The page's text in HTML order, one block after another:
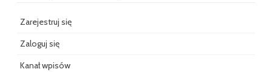
Zarejestruj się
Zaloguj się
Kanał wpisów